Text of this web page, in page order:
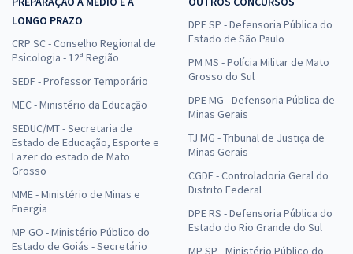
LONGO PRAZO
CRP SC - Conselho Regional de
Psicologia - 12ª Região
SEDF - Professor Temporário
MEC - Ministério da Educação
SEDUC/MT - Secretaria de
Estado de Educação, Esporte e
Lazer do estado de Mato
Grosso
MME - Ministério de Minas e
Energia
MP GO - Ministério Público do
Estado de Goiás - Secretário
DPE SP - Defensoria Pública do
Estado de São Paulo
PM MS - Polícia Militar de Mato
Grosso do Sul
DPE MG - Defensoria Pública de
Minas Gerais
TJ MG - Tribunal de Justiça de
Minas Gerais
CGDF - Controladoria Geral do
Distrito Federal
DPE RS - Defensoria Pública do
Estado do Rio Grande do Sul
MP SP - Ministério Público do